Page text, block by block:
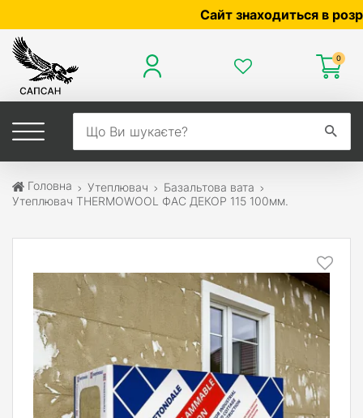
Сайт знаходиться в
0
Головна Утеплювач
Базальтова вата
Утеплювач THERMOWOOL ФАС ДЕКОР 115 100мм.